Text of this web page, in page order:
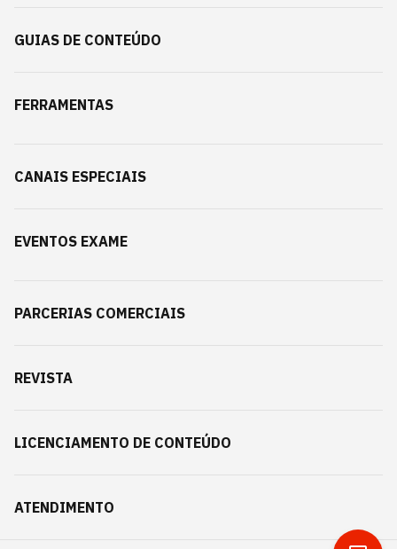
GUIAS DE CONTEÚDO
FERRAMENTAS
CANAIS ESPECIAIS
EVENTOS EXAME
PARCERIAS COMERCIAIS
REVISTA
LICENCIAMENTO DE CONTEÚDO
ATENDIMENTO